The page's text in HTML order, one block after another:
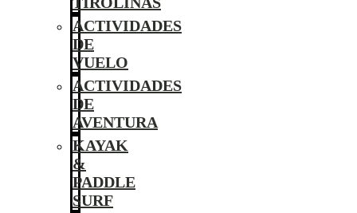
ACTIVIDADES
DE
VUELO
ACTIVIDADES
DE
AVENTURA
KAYAK
&
PADDLE
SURF